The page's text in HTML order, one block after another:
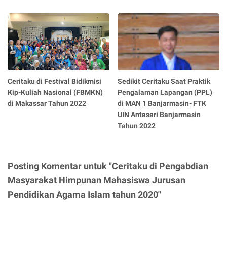
Ceritaku di Festival Bidikmisi
Kip-Kuliah Nasional (FBMKN)
di Makassar Tahun 2022
Sedikit Ceritaku Saat Praktik
Pengalaman Lapangan (PPL)
di MAN 1 Banjarmasin- FTK
UIN Antasari Banjarmasin
Tahun 2022
Posting Komentar untuk "Ceritaku di Pengabdian
Masyarakat Himpunan Mahasiswa Jurusan
Pendidikan Agama Islam tahun 2020"